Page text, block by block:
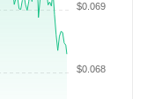
$0.068
$0.069